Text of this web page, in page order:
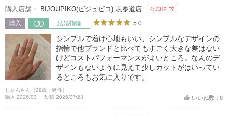
購入店舗： BIJOUPIKO(ビジュピコ) 表参道店 公式HP
購入 結婚指輪 5.0
シンプルで着け心地もいい、シンプルなデザインの
指輪で他ブランドと比べてもすごく大きな差はない
けどコストパフォーマンスがよいところ。なんのデ
ザインもないように見えて少しカットがはいってい
るところもお気に入りです。
じゅんさん（29歳・男性）
購入 2026/03
投稿 2026/07/23 いいね数：0